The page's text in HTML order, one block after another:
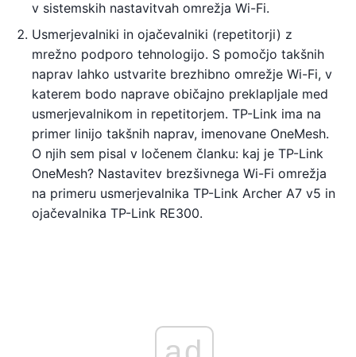
v sistemskih nastavitvah omrežja Wi-Fi.
Usmerjevalniki in ojačevalniki (repetitorji) z
mrežno podporo tehnologijo. S pomočjo takšnih
naprav lahko ustvarite brezhibno omrežje Wi-Fi, v
katerem bodo naprave običajno preklapljale med
usmerjevalnikom in repetitorjem. TP-Link ima na
primer linijo takšnih naprav, imenovane OneMesh.
O njih sem pisal v ločenem članku: kaj je TP-Link
OneMesh? Nastavitev brezšivnega Wi-Fi omrežja
na primeru usmerjevalnika TP-Link Archer A7 v5 in
ojačevalnika TP-Link RE300.